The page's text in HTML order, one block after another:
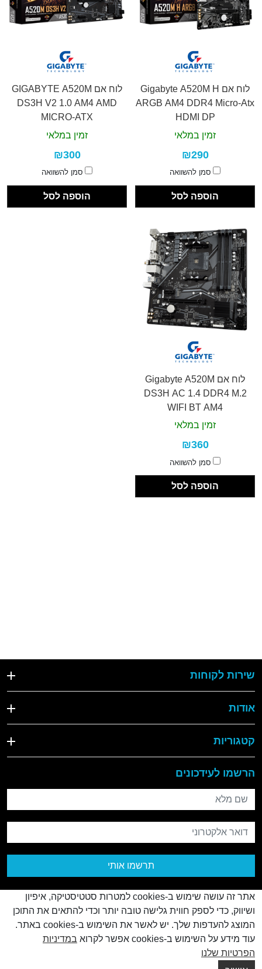
לוח אם Gigabyte A520M H
ARGB AM4 DDR4 Micro-Atx
HDMI DP
זמין במלאי
₪290
סמן להשוואה
הוספה לסל
לוח אם GIGABYTE A520M
DS3H V2 1.0 AM4 AMD
MICRO-ATX
זמין במלאי
₪300
סמן להשוואה
הוספה לסל
לוח אם Gigabyte A520M
DS3H AC 1.4 DDR4 M.2
WIFI BT AM4
זמין במלאי
₪360
סמן להשוואה
הוספה לסל
שירות לקוחות
אודות
קטגוריות
הרשמו לעידכונים
שם מלא
דואר אלקטרוני
תרשמו אותי
אתר זה עושה שימוש ב-cookies למטרות סטטיסטיקה, איפיון
ושיווק, כדי לספק חווית גלישה טובה יותר וכדי להתאים את התוכן
המוצג להעדפות שלך. יש לאשר את השימוש ב-cookies באתר.
עוד מידע על השימוש ב-cookies אפשר לקרוא
במדיניות
הפרטיות שלנו